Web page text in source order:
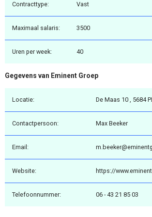
Contracttype: Vast
Maximaal salaris: 3500
Uren per week: 40
Gegevens van Eminent Groep
Locatie: De Maas 10 , 5684
Contactpersoon: Max Beeker
Email:
Website: https://
Telefoonnummer: 06 - 43 21 85 03